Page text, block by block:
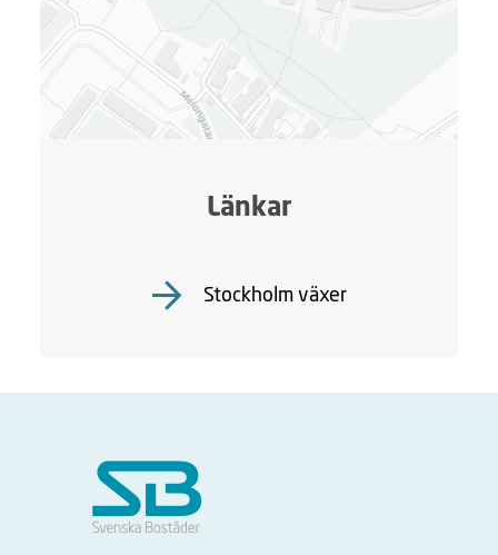
Länkar
Stockholm växer